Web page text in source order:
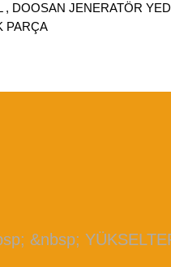
, DOOSAN JENERATÖR
PARÇA
&nbsp;